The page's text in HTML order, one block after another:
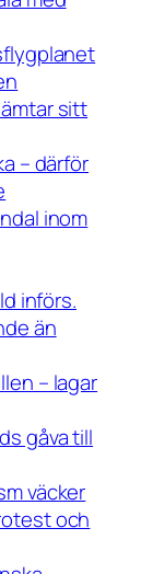
sitt
– därför
inom
införs.
än
– lagar
gåva till
väcker
och